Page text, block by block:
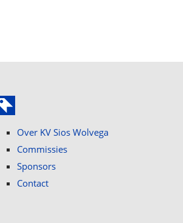
Over KV Sios Wolvega
Commissies
Sponsors
Contact